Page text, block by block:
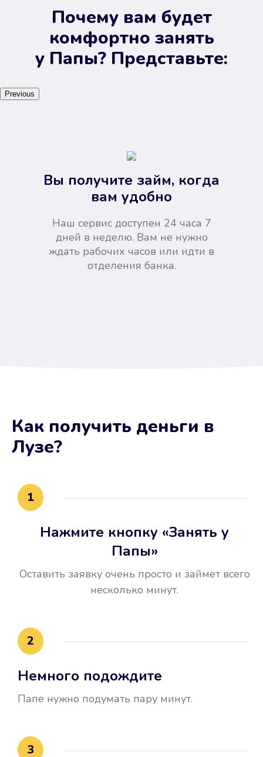
Почему вам будет
комфортно занять
у Папы? Представьте:
Previous
Вы получите займ, когда
вам удобно
Наш сервис доступен 24 часа 7
дней в неделю. Вам не нужно
ждать рабочих часов или идти в
отделения банка.
Не потребовались справки, залоги
и поручители. Папа вам доверяет.
воспользовались бесплатной
это открыло новые возможности в
Как получить деньги в
Лузе?
1
Нажмите кнопку «Занять у
Папы»
Оставить заявку очень просто и займет всего
несколько минут.
2
Немного подождите
Папе нужно подумать пару минут.
3